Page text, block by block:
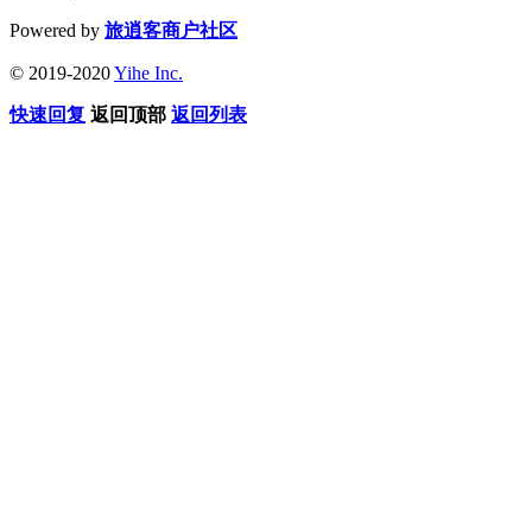
Powered by 旅逍客商户社区
© 2019-2020Yihe Inc.
快速回复 返回顶部 返回列表